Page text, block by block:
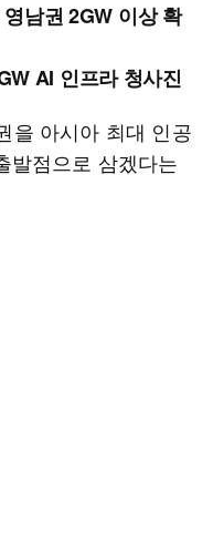
남권 2GW 이상 확
AI 인프라 청사진
을 아시아 최대 인공
발점으로 삼겠다는